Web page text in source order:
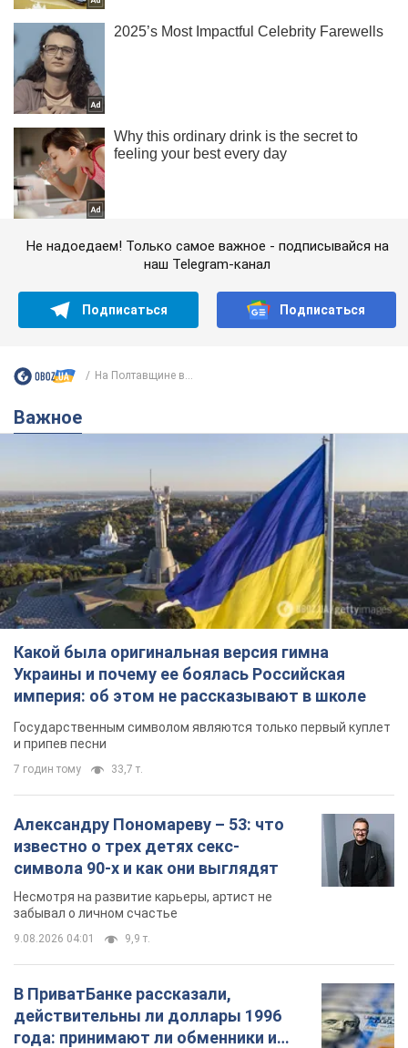
Не надоедаем! Только самое важное - подписывайся на
наш Telegram-канал
Подписаться Подписаться
На Полтавщине в...
Важное
Какой была оригинальная версия гимна
Украины и почему ее боялась Российская
империя: об этом не рассказывают в школе
Государственным символом являются только первый куплет
и припев песни
7 годин тому 33,7 т.
Александру Пономареву – 53: что
известно о трех детях секс-
символа 90-х и как они выглядят
Несмотря на развитие карьеры, артист не
забывал о личном счастье
9.08.2026 04:01 9,9 т.
В ПриватБанке рассказали,
действительны ли доллары 1996
года: принимают ли обменники и